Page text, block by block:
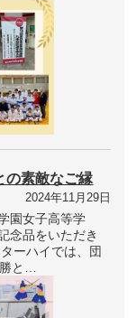
の素敵なご縁
2024年11月29日
園女子高等学
念品をいただき
ーハイでは、団
と…